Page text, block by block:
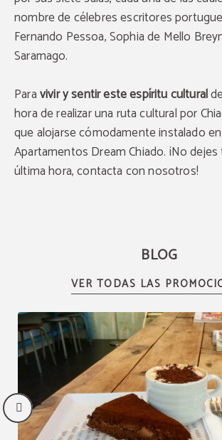
nombre de célebres escritores
Fernando Pessoa, Sophia de Mello
Saramago.
Paravivir y sentir este espíritu cultural
hora de realizar una ruta cultural por
que alojarse cómodamente instalado
Apartamentos Dream Chiado. ¡No
última hora,contacta con nosotros!
BLOG